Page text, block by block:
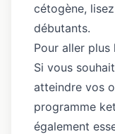
cétogène,
débutants.
Pour aller
Si vous
atteindre vos
programme
également